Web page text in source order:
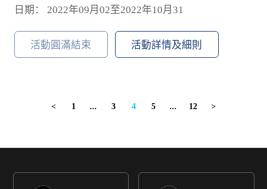
日期： 2022年09月02至2022年10月31
活動圓滿結束 活動詳情及細則
< 1 ... 3 4 5 ... 12 >